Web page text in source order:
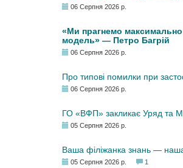
06 Серпня 2026 р.
«Ми прагнемо максимально
модель» — Петро Багрій
06 Серпня 2026 р.
Про типові помилки при
06 Серпня 2026 р.
ГО «ВФП» закликає Уряд та
05 Серпня 2026 р.
Ваша філіжанка знань —
05 Серпня 2026 р. 1